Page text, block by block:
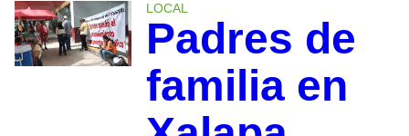
LOCAL
Padres de
familia en